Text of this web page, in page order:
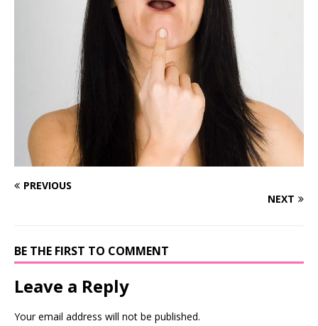
PREVIOUS
NEXT
BE THE FIRST TO COMMENT
Leave a Reply
Your email address will not be published.